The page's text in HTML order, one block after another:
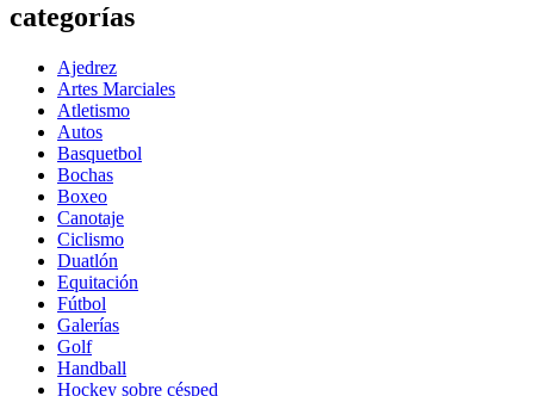
categorías
Ajedrez
Artes Marciales
Atletismo
Autos
Basquetbol
Bochas
Boxeo
Canotaje
Ciclismo
Duatlón
Equitación
Fútbol
Galerías
Golf
Handball
Hockey sobre césped